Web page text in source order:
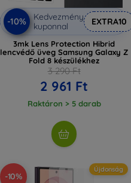
-10%
Kedvezmény
kuponnal
EXTRA10
3mk Lens Protection Hibrid
lencvédő üveg Samsung Galaxy Z
Fold 8 készülékhez
3 290 Ft
2 961 Ft
Raktáron > 5 darab
-10%
Újdonság